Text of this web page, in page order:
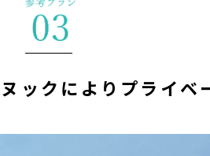
ックによりプライベ